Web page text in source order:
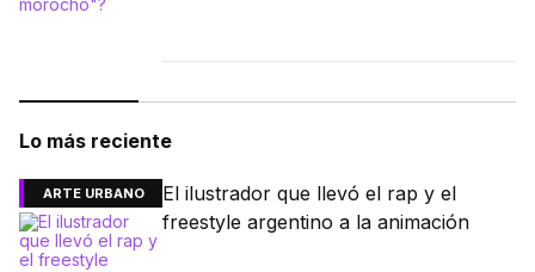
Lo más reciente
ARTE URBANO
El ilustrador que llevó el rap y el
freestyle argentino a la animación